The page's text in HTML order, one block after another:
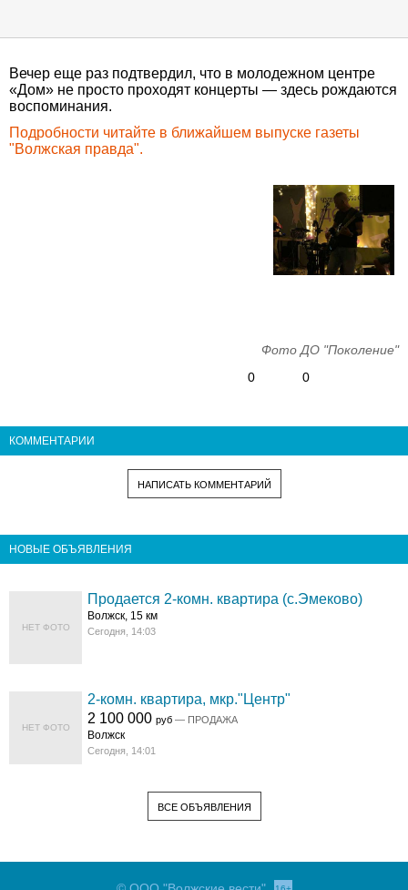
Вечер еще раз подтвердил, что в молодежном центре
«Дом» не просто проходят концерты — здесь рождаются
воспоминания.
Подробности читайте в ближайшем выпуске газеты
"Волжская правда".
Фото ДО "Поколение"
0
0
КОММЕНТАРИИ
НАПИСАТЬ КОММЕНТАРИЙ
НОВЫЕ ОБЪЯВЛЕНИЯ
НЕТ ФОТО
Продается 2-комн. квартира (с.Эмеково)
Волжск, 15 км
Сегодня, 14:03
НЕТ ФОТО
2-комн. квартира, мкр."Центр"
2 100 000руб — ПРОДАЖА
Волжск
Сегодня, 14:01
ВСЕ ОБЪЯВЛЕНИЯ